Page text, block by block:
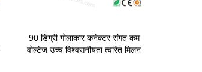
90 डिग्री गोलाकार कनेक्टर संगत कम
वोल्टेज उच्च विश्वसनीयता त्वरित मिलन